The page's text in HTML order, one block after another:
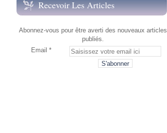
Recevoir Les Articles
Abonnez-vous pour être averti des nouveaux articles
publiés.
Email